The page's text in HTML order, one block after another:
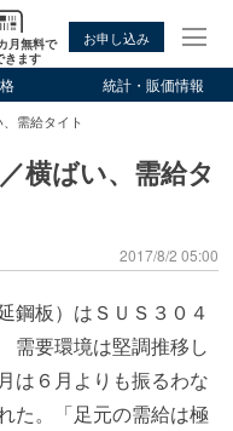
月無料で
きます
お申し込み
統計・販価情報
需給タイト
横ばい、需給タ
2017/8/2 05:00
鋼板）はＳＵＳ３０４
要環境は堅調推移し
は６月よりも振るわな
た。「足元の需給は極